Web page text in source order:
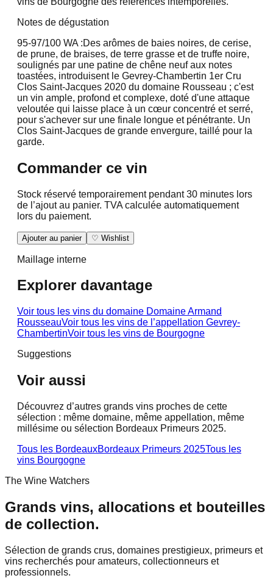
Notes de dégustation
95-97/100 WA :Des arômes de baies noires, de cerise,
de prune, de braises, de terre grasse et de truffe noire,
soulignés par une patine de chêne neuf aux notes
toastées, introduisent le Gevrey-Chambertin 1er Cru
Clos Saint-Jacques 2020 du domaine Rousseau ; c'est
un vin ample, profond et complexe, doté d'une attaque
veloutée qui laisse place à un cœur concentré et serré,
pour s'achever sur une finale longue et pénétrante. Un
Clos Saint-Jacques de grande envergure, taillé pour la
garde.
Commander ce vin
Stock réservé temporairement pendant 30 minutes lors
de l’ajout au panier. TVA calculée automatiquement
lors du paiement.
Ajouter au panier ♡ Wishlist
Maillage interne
Explorer davantage
Voir tous les vins du domaine Domaine Armand
RousseauVoir tous les vins de l’appellation Gevrey-
ChambertinVoir tous les vins de Bourgogne
Suggestions
Voir aussi
Découvrez d’autres grands vins proches de cette
sélection : même domaine, même appellation, même
millésime ou sélection Bordeaux Primeurs 2025.
Tous les BordeauxBordeaux Primeurs 2025Tous les
vins Bourgogne
The Wine Watchers
Grands vins, allocations et bouteilles
de collection.
Sélection de grands crus, domaines prestigieux, primeurs et
vins recherchés pour amateurs, collectionneurs et
professionnels.